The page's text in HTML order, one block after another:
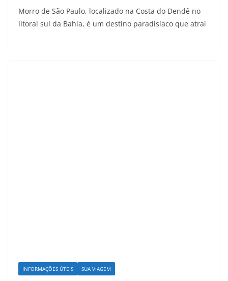
Morro de São Paulo, localizado na Costa do Dendê no
litoral sul da Bahia, é um destino paradisíaco que atrai
INFORMAÇÕES ÚTEIS SUA VIAGEM